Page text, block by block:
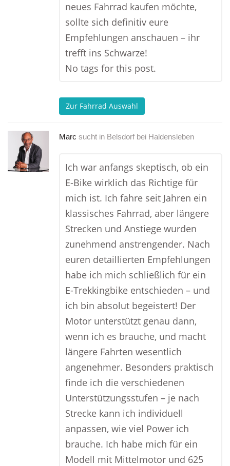
neues Fahrrad kaufen möchte,
sollte sich definitiv eure
Empfehlungen anschauen – ihr
trefft ins Schwarze!
No tags for this post.
Zur Fahrrad Auswahl
Marc sucht in Belsdorf bei Haldensleben
Ich war anfangs skeptisch, ob ein
E-Bike wirklich das Richtige für
mich ist. Ich fahre seit Jahren ein
klassisches Fahrrad, aber längere
Strecken und Anstiege wurden
zunehmend anstrengender. Nach
euren detaillierten Empfehlungen
habe ich mich schließlich für ein
E-Trekkingbike entschieden – und
ich bin absolut begeistert! Der
Motor unterstützt genau dann,
wenn ich es brauche, und macht
längere Fahrten wesentlich
angenehmer. Besonders praktisch
finde ich die verschiedenen
Unterstützungsstufen – je nach
Strecke kann ich individuell
anpassen, wie viel Power ich
brauche. Ich habe mich für ein
Modell mit Mittelmotor und 625